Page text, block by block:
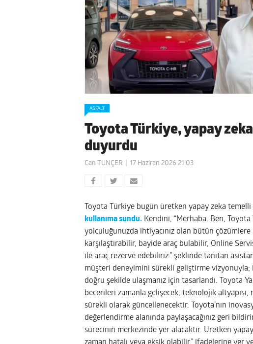
ASFALT
Toyota Türkiye, yapay
duyurdu
Can TUNÇER 17 Haziran 2026 21:03
Toyota Türkiye bugün üretken yapay zeka temelli
kullanıma sundu. Kendini, “Merhaba. Ben, Toyota
yolculuğunuzda ihtiyacınız olan bütün çözümlere
karşılaştırabilir, bayide araç bulabilir, Online
ile araç rezerve edebiliriz.” şeklinde tanıtan
müşteri deneyimini sürekli geliştirme vizyonuyla;
doğru şekilde ulaşmanız için tasarlandı. Toyota
becerileri zamanla gelişecek; teknolojik
sürekli olarak güncellenecektir. Toyota’nın
değerlendirme alanında paylaşacağınız geri
sürecinin merkezinde yer alacaktır. Üretken
zaman hatalı veya eksik olabilir.” ifadelerine yer